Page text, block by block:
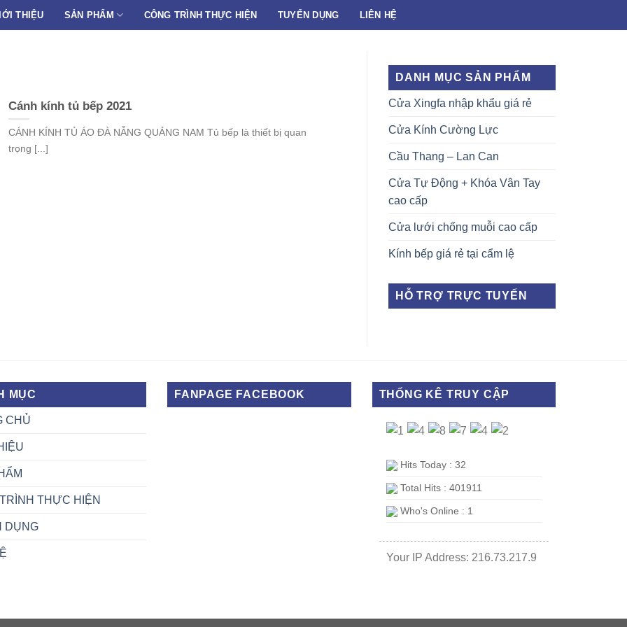
THIỆU SẢN PHẨM CÔNG TRÌNH THỰC HIỆN TUYỂN DỤNG LIÊN HỆ
Cánh kính tủ bếp 2021
CÁNH KÍNH TỦ ÁO ĐÀ NẴNG QUẢNG NAM Tủ bếp là thiết bị quan
trọng [...]
DANH MỤC SẢN PHẨM
Cửa Xingfa nhập khẩu giá rẻ
Cửa Kính Cường Lực
Cầu Thang – Lan Can
Cửa Tự Động + Khóa Vân Tay
cao cấp
Cửa lưới chống muỗi cao cấp
Kính bếp giá rẻ tại cẩm lệ
HỖ TRỢ TRỰC TUYẾN
MỤC
CHỦ
THỰC HIỆN
DỤNG
FANPAGE FACEBOOK THỐNG KÊ TRUY CẬP
Hits Today : 32
Total Hits : 401911
Who's Online : 1
Your IP Address: 216.73.217.9